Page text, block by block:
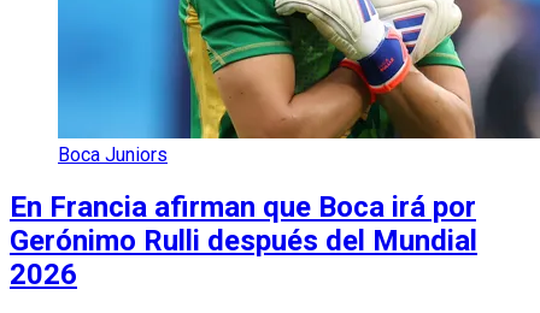
Boca Juniors
En Francia afirman que Boca irá por
Gerónimo Rulli después del Mundial
2026